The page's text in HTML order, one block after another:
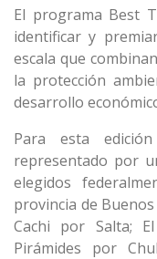
El programa Best
identificar y
escala que
la protección
desarrollo
Para esta
representado por
elegidos
provincia de
Cachi por Salta;
Pirámides por